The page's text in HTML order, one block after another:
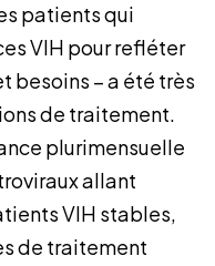
patients qui
VIH pour refléter
besoins – a été très
de traitement.
plurimensuelle
allant
VIH stables,
de traitement